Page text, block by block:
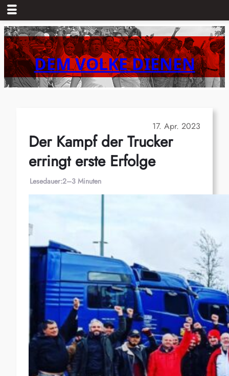
Zum
Inhalt
springenDEM VOLKE DIENEN
17. Apr. 2023
Der Kampf der Trucker
erringt erste Erfolge
Lesedauer:2–3 Minuten